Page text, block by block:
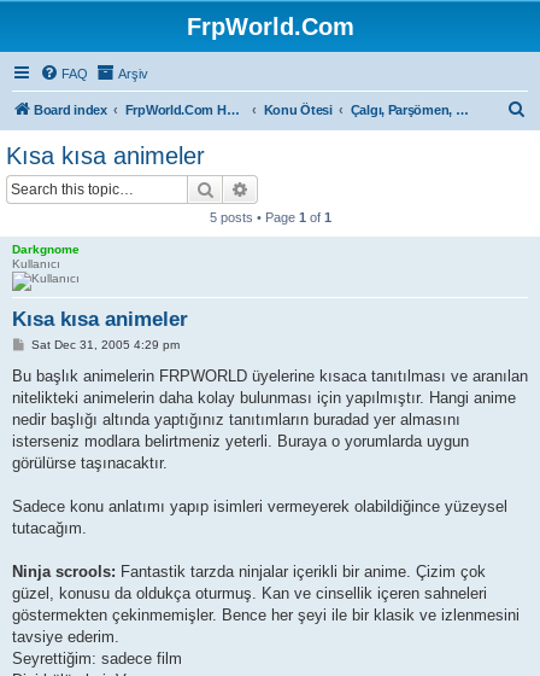
FrpWorld.Com
FAQ Arşiv
Board index FrpWorld.Com Hakkında Konu Ötesi Çalgı, Parşömen, Sahne...
Kısa kısa animeler
Search
5 posts • Page 1 of 1
Darkgnome
Kullanıcı
Kısa kısa animeler
P
s
Sat Dec 31, 2005 4:29 pm
Bu başlık animelerin FRPWORLD üyelerine kısaca tanıtılması ve aranılan
nitelikteki animelerin daha kolay bulunması için yapılmıştır. Hangi anime
nedir başlığı altında yaptığınız tanıtımların buradad yer almasını
isterseniz modlara belirtmeniz yeterli. Buraya o yorumlarda uygun
görülürse taşınacaktır.
Sadece konu anlatımı yapıp isimleri vermeyerek olabildiğince yüzeysel
tutacağım.
Ninja scrools: Fantastik tarzda ninjalar içerikli bir anime. Çizim çok
güzel, konusu da oldukça oturmuş. Kan ve cinsellik içeren sahneleri
göstermekten çekinmemişler. Bence her şeyi ile bir klasik ve izlenmesini
tavsiye ederim.
Seyrettiğim: sadece film